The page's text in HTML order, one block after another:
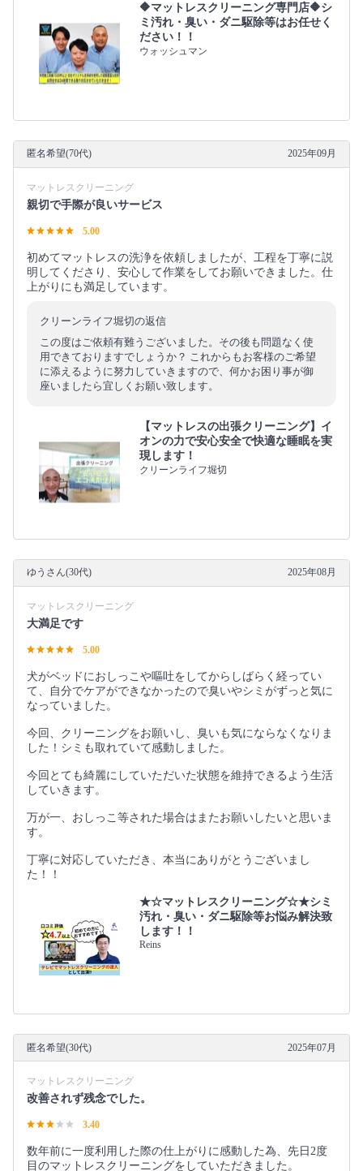
🔶マットレスクリーニング専門店🔶シ
ミ汚れ・臭い・ダニ駆除等はお任せく
ださい！！
ウォッシュマン
匿名希望(70代) 2025年09月
マットレスクリーニング
親切で手際が良いサービス
5.00
初めてマットレスの洗浄を依頼しましたが、工程を丁寧に説
明してくださり、安心して作業をしてお願いできました。仕
上がりにも満足しています。
クリーンライフ堀切の返信
この度はご依頼有難うございました。その後も問題なく使
用できておりますでしょうか？ これからもお客様のご希望
に添えるように努力していきますので、何かお困り事が御
座いましたら宜しくお願い致します。
【マットレスの出張クリーニング】イ
オンの力で安心安全で快適な睡眠を実
現します！
クリーンライフ堀切
ゆうさん(30代) 2025年08月
マットレスクリーニング
大満足です
5.00
犬がベッドにおしっこや嘔吐をしてからしばらく経ってい
て、自分でケアができなかったので臭いやシミがずっと気に
なっていました。
今回、クリーニングをお願いし、臭いも気にならなくなりま
した！シミも取れていて感動しました。
今回とても綺麗にしていただいた状態を維持できるよう生活
していきます。
万が一、おしっこ等された場合はまたお願いしたいと思いま
す。
丁寧に対応していただき、本当にありがとうございまし
た！！
★☆マットレスクリーニング☆★シミ
汚れ・臭い・ダニ駆除等お悩み解決致
します！！
Reins
匿名希望(30代) 2025年07月
マットレスクリーニング
改善されず残念でした。
3.40
数年前に一度利用した際の仕上がりに感動した為、先日2度
目のマットレスクリーニングをしていただきました。